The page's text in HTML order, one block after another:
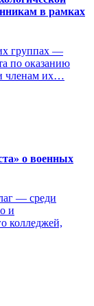
в рамках
группах —
по оказанию
членам их…
о военных
— среди
и
колледжей,